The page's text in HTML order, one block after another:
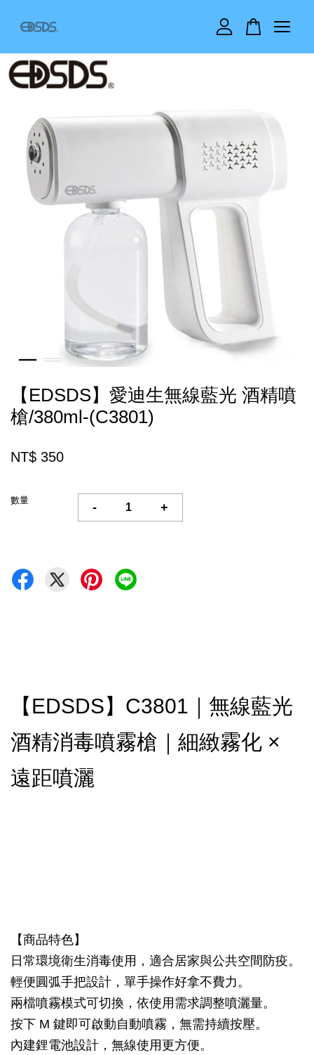
【EDSDS】愛迪生無線藍光 酒精噴
槍/380ml-(C3801)
NT$ 350
數量
- +
【EDSDS】C3801｜無線藍光
酒精消毒噴霧槍｜細緻霧化 ×
遠距噴灑
【商品特色】
日常環境衛生消毒使用，適合居家與公共空間防疫。
輕便圓弧手把設計，單手操作好拿不費力。
兩檔噴霧模式可切換，依使用需求調整噴灑量。
按下 M 鍵即可啟動自動噴霧，無需持續按壓。
內建鋰電池設計，無線使用更方便。
您的購物車目前還是空的。
繼續購物